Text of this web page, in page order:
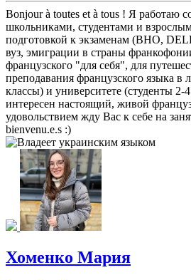
Bonjour à toutes et à tous ! Я работаю
школьниками, студентами и
подготовкой к экзаменам (ВНО,
вуз, эмиграции в страны
французского "для себя", для
преподавания французского языка в
классы) и университете (студенты
интересен настоящий, живой
удовольствием жду Вас к себе на
bienvenu.e.s :)
Хоменко Мария